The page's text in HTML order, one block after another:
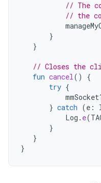
// The
// the
}
}
// Closes the
fun cancel()
{
try {
mmSocket
} catch (e :
Log . e(
}
}
}